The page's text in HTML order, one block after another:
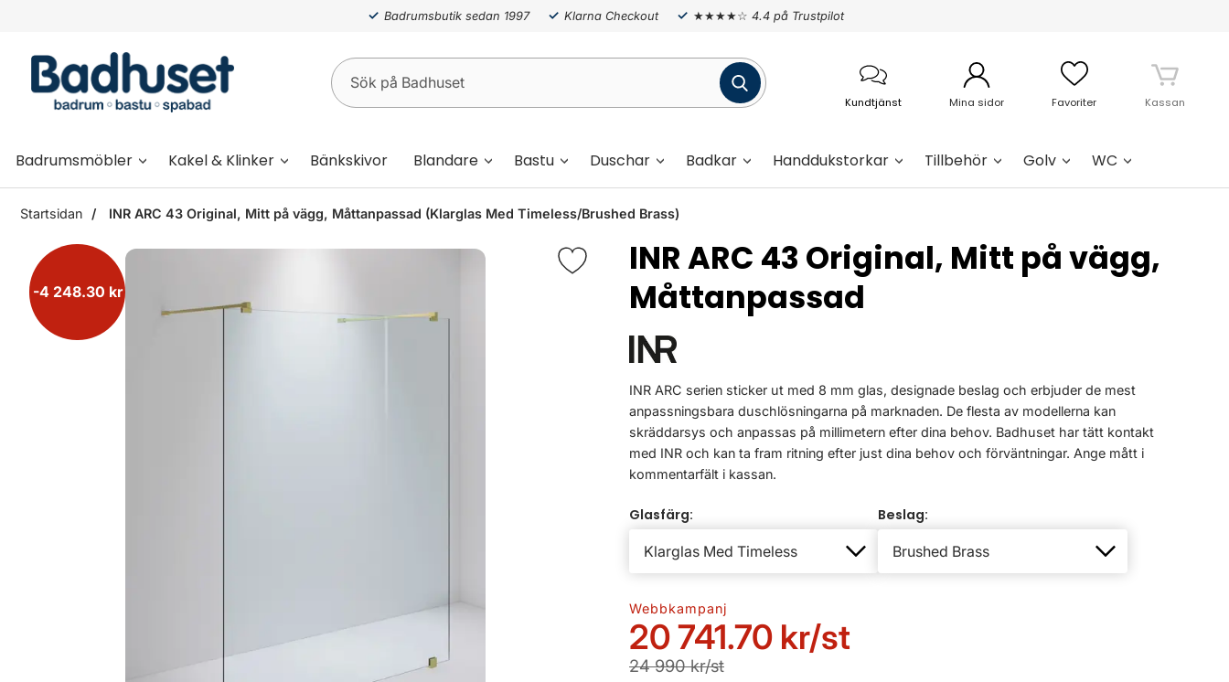
Badrumsbutik sedan 1997 Klarna Checkout ★★★★☆ 4.4 på Trustpilot
Kundtjänst Mina sidor Favoriter Kassan
Badrumsmöbler Kakel & Klinker Bänkskivor Blandare Bastu Duschar Badkar Handdukstorkar Tillbehör Golv WC
Startsidan INR ARC 43 Original, Mitt på vägg, Måttanpassad (Klarglas Med Timeless/Brushed Brass)
-4 248.30 kr
INR ARC 43 Original, Mitt på vägg,
Måttanpassad
INR ARC serien sticker ut med 8 mm glas, designade beslag och erbjuder de mest
anpassningsbara duschlösningarna på marknaden. De flesta av modellerna kan
skräddarsys och anpassas på millimetern efter dina behov. Badhuset har tätt kontakt
med INR och kan ta fram ritning efter just dina behov och förväntningar. Ange mått i
kommentarfält i kassan.
Glasfärg: Beslag:
Webbkampanj
20 741.70 kr/st
24 990 kr/st